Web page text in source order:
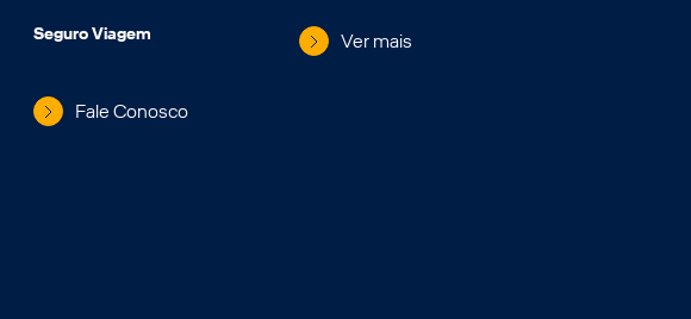
Seguro Viagem
Fale Conosco
Ver mais